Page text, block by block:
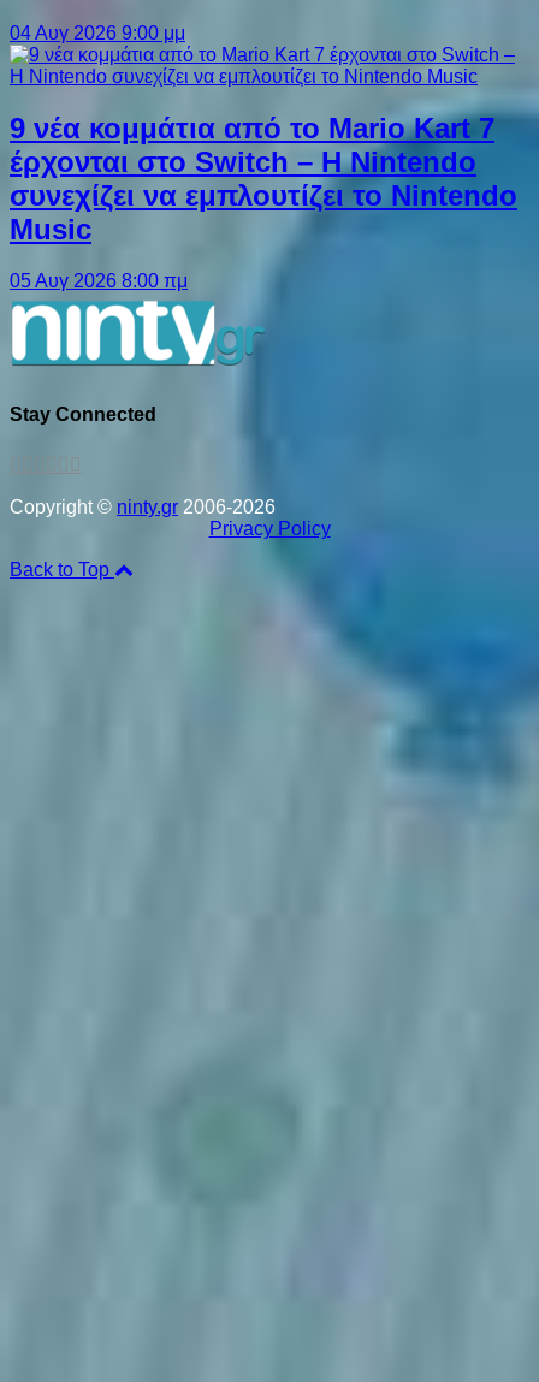
04 Αυγ 2026 9:00 μμ
9 νέα κομμάτια από το Mario Kart 7
έρχονται στο Switch – Η Nintendo
συνεχίζει να εμπλουτίζει το Nintendo
Music
05 Αυγ 2026 8:00 πμ
Stay Connected
Copyright © ninty.gr 2006-2026
Privacy Policy
Back to Top